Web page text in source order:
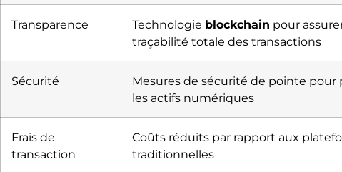
Transparence Technologie blockchain pour
traçabilité totale des transactions
Sécurité
Mesures de sécurité de pointe pour
les actifs numériques
Frais de
transaction
Coûts réduits par rapport aux
traditionnelles